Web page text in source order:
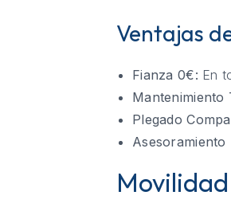
Ventajas
Fianza 0€: En
Mantenimiento
Plegado
Asesoramiento